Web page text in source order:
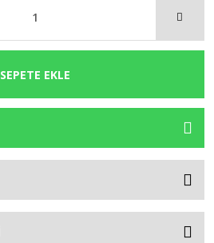
SEPETE EKLE